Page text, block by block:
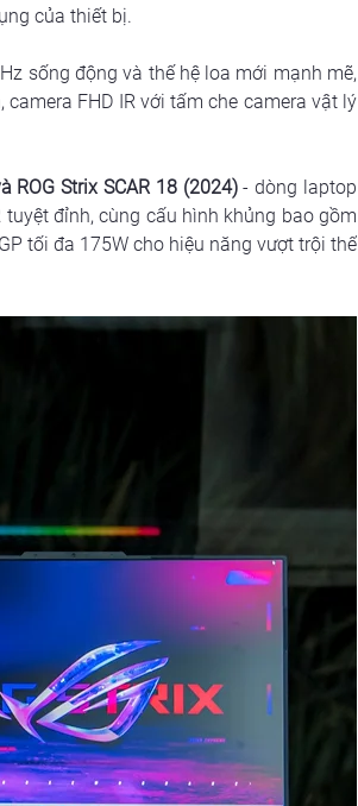
của thiết bị.
sống động và thế hệ loa mới mạnh mẽ,
FHD IR với tấm che camera vật lý
ROG Strix SCAR 18 (2024) - dòng laptop
đỉnh, cùng cấu hình khủng bao gồm
tối đa 175W cho hiệu năng vượt trội thế